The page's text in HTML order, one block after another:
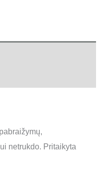
netrukdo. Pritaikyta